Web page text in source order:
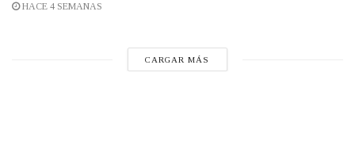
HACE 4 SEMANAS
CARGAR MÁS